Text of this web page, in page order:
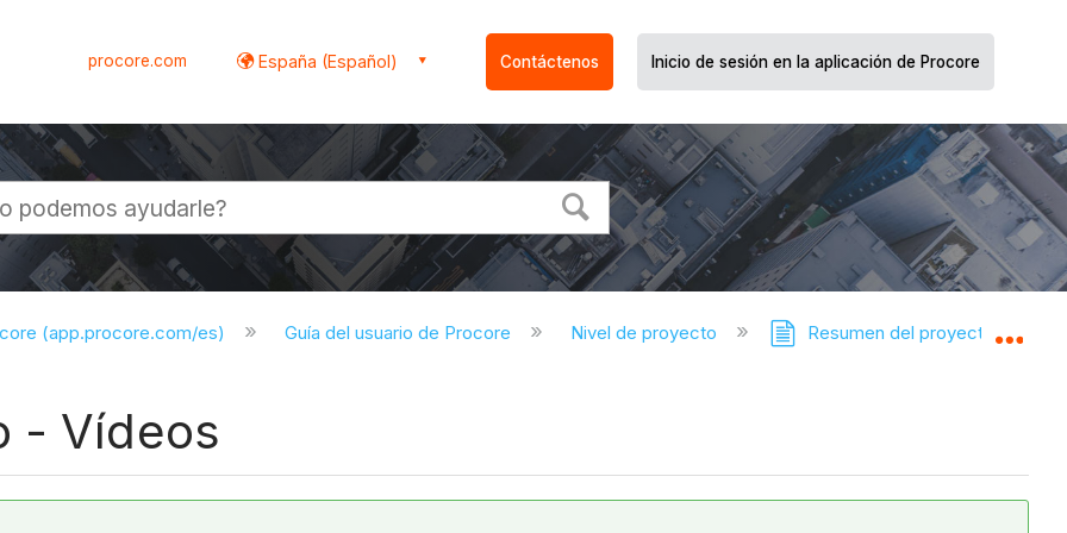
procore.com España (Español) Contáctenos Inicio de sesión en la aplicación de Procore
(app.procore.com/es) Guía del usuario de Procore Nivel de proyecto Resumen del proyecto
- Vídeos